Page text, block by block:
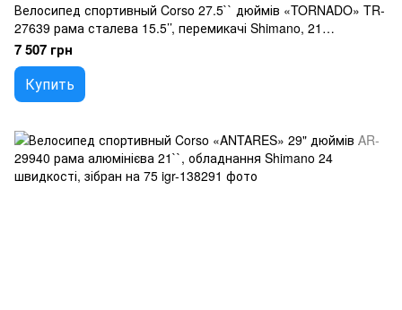
Велосипед спортивный Corso 27.5`` дюймів «TORNADO» TR-
27639 рама сталева 15.5’’, перемикачі Shimano, 21
швидкість, зібран на 75
7 507 грн
Купить